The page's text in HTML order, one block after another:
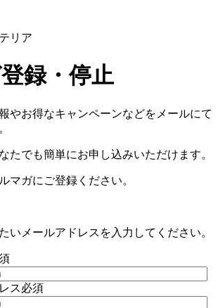
リア
録・停止
やお得なキャンペーンなどをメールにて
たでも簡単にお申し込みいただけます。
マガにご登録ください。
いメールアドレスを入力してください。
ス必須